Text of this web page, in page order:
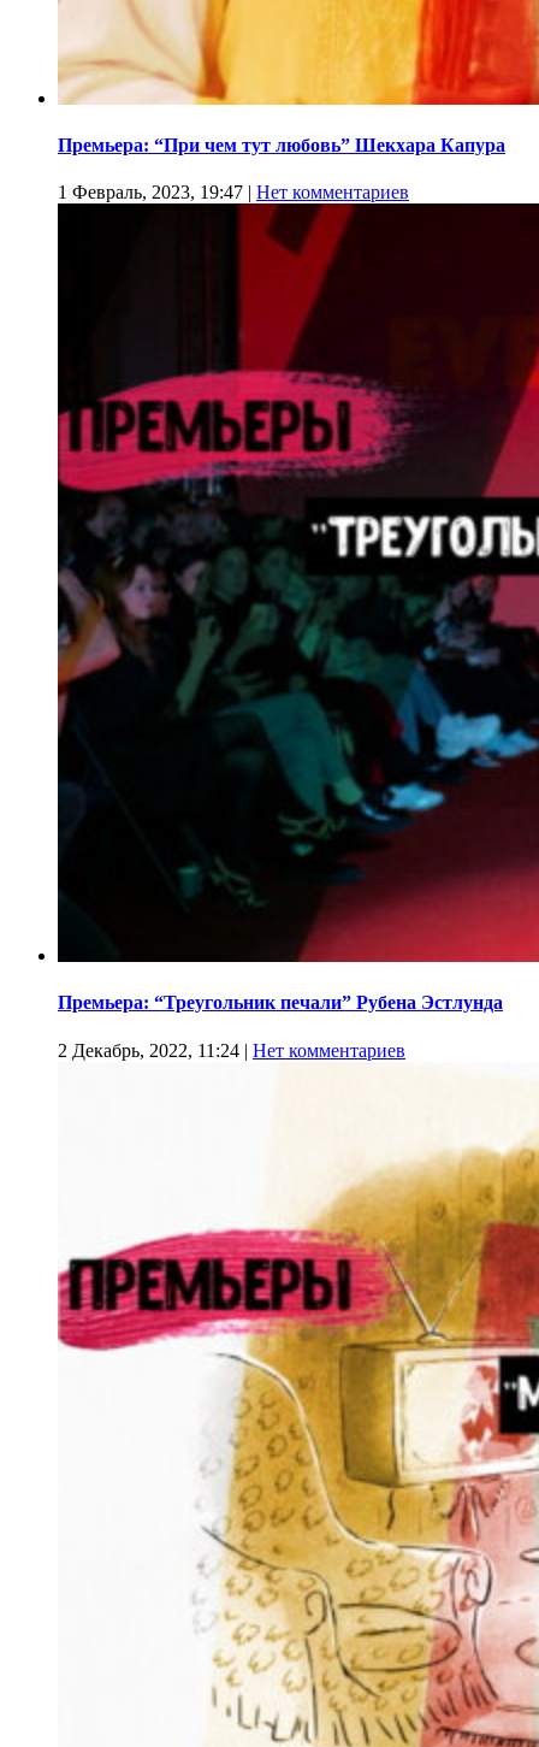
Премьера: “При чем тут любовь” Шекхара Капура
1 Февраль, 2023, 19:47 | Нет комментариев
Премьера: “Треугольник печали” Рубена Эстлунда
2 Декабрь, 2022, 11:24 | Нет комментариев